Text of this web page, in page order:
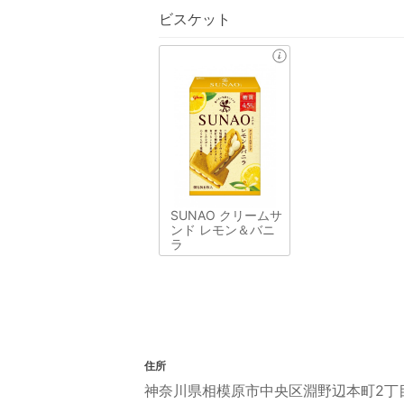
ビスケット
SUNAO クリームサ
ンド レモン＆バニ
ラ
住所
神奈川県相模原市中央区淵野辺本町2丁